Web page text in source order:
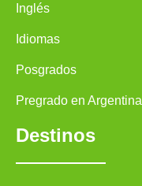
Inglés
Idiomas
Posgrados
Pregrado en Argentina
Destinos